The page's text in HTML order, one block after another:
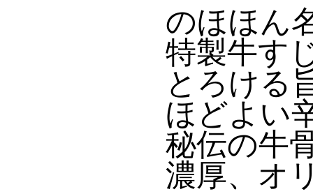
のほほん
特製牛す
とろける
ほどよい
秘伝の牛
濃厚、オ